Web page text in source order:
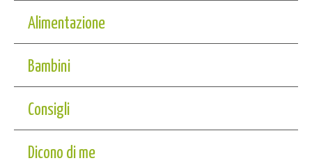
Alimentazione
Bambini
Consigli
Dicono di me